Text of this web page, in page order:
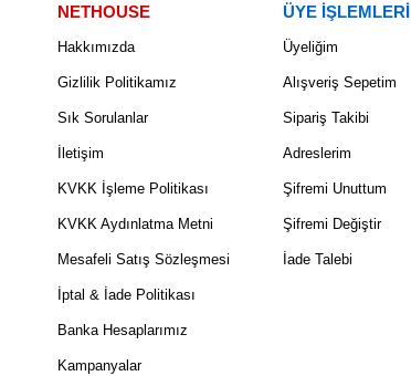
NETHOUSE
Hakkımızda
Gizlilik Politikamız
Sık Sorulanlar
İletişim
KVKK İşleme Politikası
KVKK Aydınlatma Metni
Mesafeli Satış Sözleşmesi
İptal & İade Politikası
Banka Hesaplarımız
Kampanyalar
ÜYE İŞLEMLERİ
Üyeliğim
Alışveriş Sepetim
Sipariş Takibi
Adreslerim
Şifremi Unuttum
Şifremi Değiştir
İade Talebi